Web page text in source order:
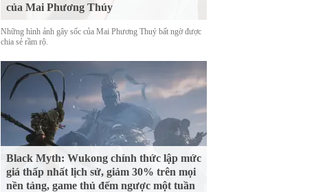
của Mai Phương Thúy
Những hình ảnh gây sốc của Mai Phương Thuý bất ngờ được
chia sẻ rầm rộ.
Black Myth: Wukong chính thức lập mức
giá thấp nhất lịch sử, giảm 30% trên mọi
nền tảng, game thủ đếm ngược một tuần